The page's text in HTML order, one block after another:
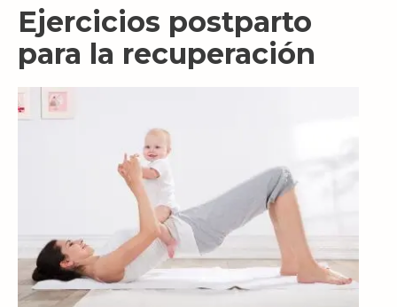
Ejercicios postparto
para la recuperación